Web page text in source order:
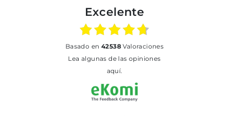
Excelente
basado en 42538Valoraciones
Lea algunas de las opiniones
aquí.